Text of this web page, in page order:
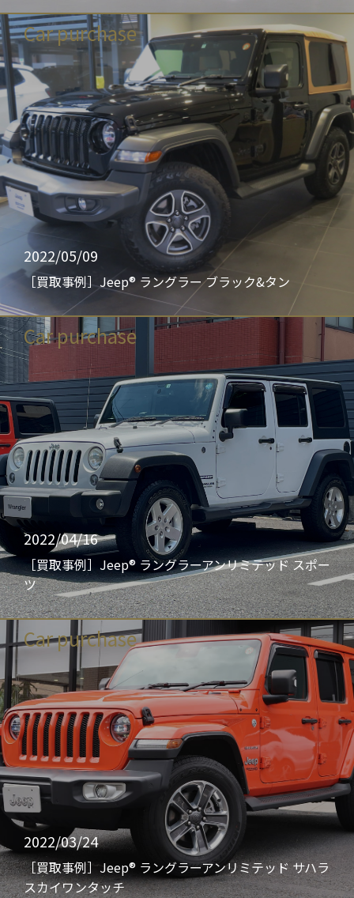
Car purchase
2022/05/09
［買取事例］Jeep® ラングラー ブラック&タン
Car purchase
2022/04/16
［買取事例］Jeep® ラングラーアンリミテッド スポー
ツ
Car purchase
2022/03/24
［買取事例］Jeep® ラングラーアンリミテッド サハラ
スカイワンタッチ